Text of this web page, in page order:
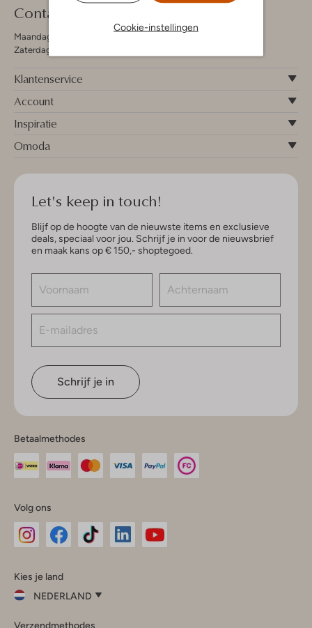
Cookie-instellingen
Contact
Maandag - Vrijdag 09:00 - 19:00 uur
Zaterdag 09:00 - 17:00 uur
Klantenservice
Account
Inspiratie
Omoda
Let's keep in touch!
Blijf op de hoogte van de nieuwste items en exclusieve
deals, speciaal voor jou. Schrijf je in voor de nieuwsbrief
en maak kans op € 150,- shoptegoed.
Schrijf je in
Betaalmethodes
Volg ons
InstagramFacebook
Kies je land
NEDERLAND
je
Verzendmethodes